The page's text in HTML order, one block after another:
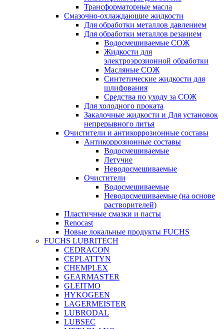
Трансформаторные масла
Смазочно-охлаждающие жидкости
Для обработки металлов давлением
Для обработки металлов резанием
Водосмешиваемые СОЖ
Жидкости для
электроэрозионной обработки
Масляные СОЖ
Синтетические жидкости для
шлифования
Средства по уходу за СОЖ
Для холодного проката
Закалочные жидкости и Для установок
непрерывного литья
Очистители и антикоррозионные составы
Антикоррозионные составы
Водосмешиваемые
Летучие
Неводосмешиваемые
Очистители
Водосмешиваемые
Неводосмешиваемые (на основе
растворителей)
Пластичные смазки и пасты
Renocast
Новые локальные продукты FUCHS
FUCHS LUBRITECH
CEDRACON
CEPLATTYN
CHEMPLEX
GEARMASTER
GLEITMO
HYKOGEEN
LAGERMEISTER
LUBRODAL
LUBSEC